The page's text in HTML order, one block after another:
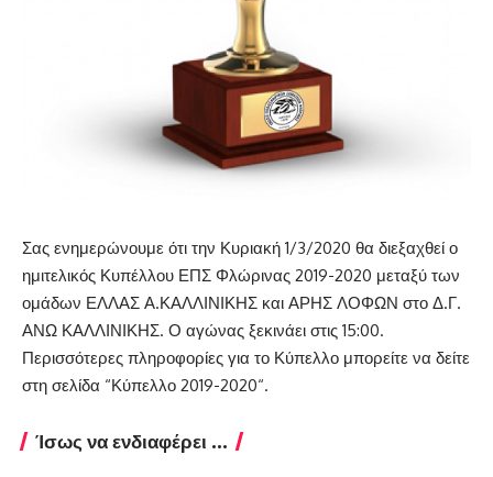
Σας ενημερώνουμε ότι την Κυριακή 1/3/2020 θα διεξαχθεί ο
ημιτελικός Κυπέλλου ΕΠΣ Φλώρινας 2019-2020 μεταξύ των
ομάδων ΕΛΛΑΣ Α.ΚΑΛΛΙΝΙΚΗΣ και ΑΡΗΣ ΛΟΦΩΝ στο Δ.Γ.
ΑΝΩ ΚΑΛΛΙΝΙΚΗΣ. Ο αγώνας ξεκινάει στις 15:00.
Περισσότερες πληροφορίες για το Κύπελλο μπορείτε να δείτε
στη σελίδα “Κύπελλο 2019-2020“.
Ίσως να ενδιαφέρει ...